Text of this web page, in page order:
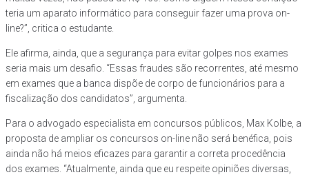
teria um aparato informático para conseguir fazer uma prova on-
line?”, critica o estudante.
Ele afirma, ainda, que a segurança para evitar golpes nos exames
seria mais um desafio. “Essas fraudes são recorrentes, até mesmo
em exames que a banca dispõe de corpo de funcionários para a
fiscalização dos candidatos”, argumenta.
Para o advogado especialista em concursos públicos, Max Kolbe, a
proposta de ampliar os concursos on-line não será benéfica, pois
ainda não há meios eficazes para garantir a correta procedência
dos exames. “Atualmente, ainda que eu respeite opiniões diversas,